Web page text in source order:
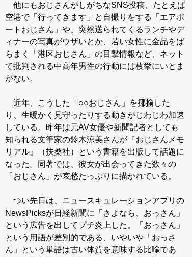
他にもおじさんがしがちなSNS投稿、たとえば
空港で「行ってきます」と自撮りをする「エアポ
ートおじさん」や、突然送られてくるランチやデ
ィナーの写真がウザいとか、若い女性に金品をば
らまく「港区おじさん」の目撃情報など、ネット
で批判される中高年男性の行動には枚挙にいとま
がない。
近年、こうした「○○おじさん」を揶揄した
り、生暖かく見守ったりする動きがじわじわ加速
している。昨年は元AV女優や新聞記者としても
知られる文筆家の鈴木涼美さんが『おじさんメモ
リアル』（扶桑社）という書籍を出版して話題に
なった。同著では、彼女が出会ってきた数々の
「おじさん」が哀愁たっぷりに描かれている。
つい先日は、ニュースキュレーションアプリの
NewsPicksが日経新聞に「さよなら、おっさん」
という広告を出してプチ炎上した。「おっさん」
という用語が差別的である、いやいや「おっさ
ん」という単語は古い体質を意味する比喩であ